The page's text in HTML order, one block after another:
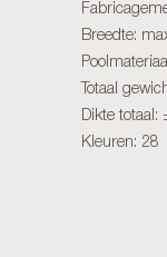
Breedte:
Totaal
Dikte
Kleuren: 28